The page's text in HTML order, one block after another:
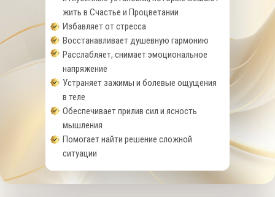
жить в Счастье и Процветании
Избавляет от стресса
Восстанавливает душевную гармонию
Расслабляет, снимает эмоциональное
напряжение
Устраняет зажимы и болевые ощущения
в теле
Обеспечивает прилив сил и ясность
мышления
Помогает найти решение сложной
ситуации